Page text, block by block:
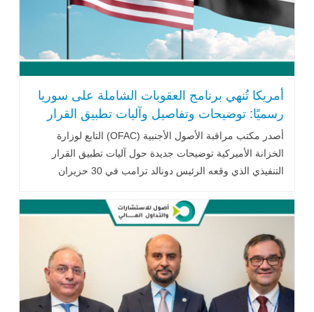
أمريكا تُنهي برنامج العقوبات الشاملة على سوريا
رسميًا: توضيحات وتفاصيل وآليات تطبيق القرار
أصدر مكتب مراقبة الأصول الأجنبية (OFAC) التابع لوزارة
الخزانة الأميركية توضيحات جديدة حول آليات تطبيق القرار
التنفيذي الذي وقعه الرئيس دونالد ترامب في 30 حزيران